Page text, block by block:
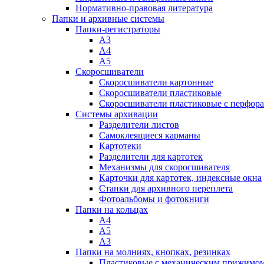
Нормативно-правовая литература
Папки и архивные системы
Папки-регистраторы
А3
А4
А5
Скоросшиватели
Скоросшиватели картонные
Скоросшиватели пластиковые
Скоросшиватели пластиковые с
Системы архивации
Разделители листов
Самоклеящиеся карманы
Картотеки
Разделители для картотек
Механизмы для скоросшивателя
Карточки для картотек, индексные окна
Станки для архивного переплета
Фотоальбомы и фотокниги
Папки на кольцах
А4
А5
А3
Папки на молниях, кнопках, резинках